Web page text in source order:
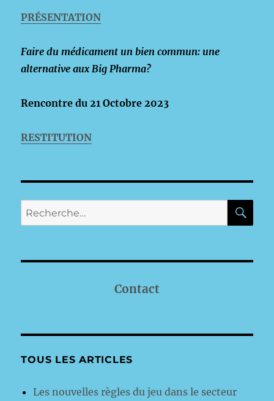
PRÉSENTATION
Faire du médicament un bien commun: une
alternative aux Big Pharma?
Rencontre du 21 Octobre 2023
RESTITUTION
Recherche
pour :
Contact
TOUS LES ARTICLES
Les nouvelles règles du jeu dans le secteur